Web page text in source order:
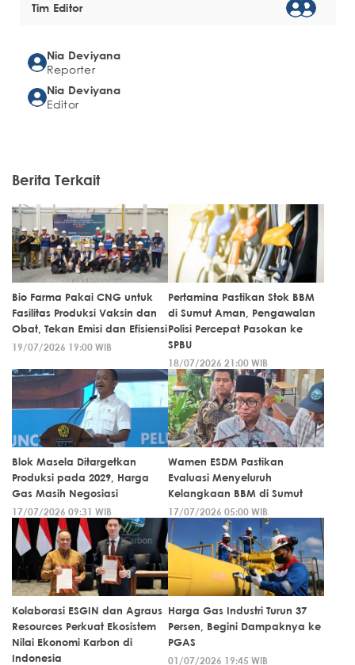
Tim Editor
Nia Deviyana
Reporter
Nia Deviyana
Editor
Berita Terkait
Bio Farma Pakai CNG untuk
Fasilitas Produksi Vaksin dan
Obat, Tekan Emisi dan Efisiensi
19/07/2026 19:00 WIB
Pertamina Pastikan Stok BBM
di Sumut Aman, Pengawalan
Polisi Percepat Pasokan ke
SPBU
18/07/2026 21:00 WIB
Blok Masela Ditargetkan
Produksi pada 2029, Harga
Gas Masih Negosiasi
17/07/2026 09:31 WIB
Wamen ESDM Pastikan
Evaluasi Menyeluruh
Kelangkaan BBM di Sumut
17/07/2026 05:00 WIB
Kolaborasi ESGIN dan Agraus
Resources Perkuat Ekosistem
Nilai Ekonomi Karbon di
Indonesia
Harga Gas Industri Turun 37
Persen, Begini Dampaknya ke
PGAS
01/07/2026 19:45 WIB